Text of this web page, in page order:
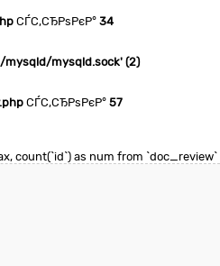
СЃС‚СЂРѕРєР°34
mysqld/mysqld.sock' (2)
СЃС‚СЂРѕРєР°57
count(`id`) as num from